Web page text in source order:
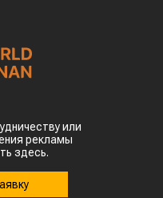
или
рекламы
здесь.